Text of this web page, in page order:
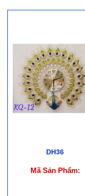
DH36
Mã Sản Phẩm: